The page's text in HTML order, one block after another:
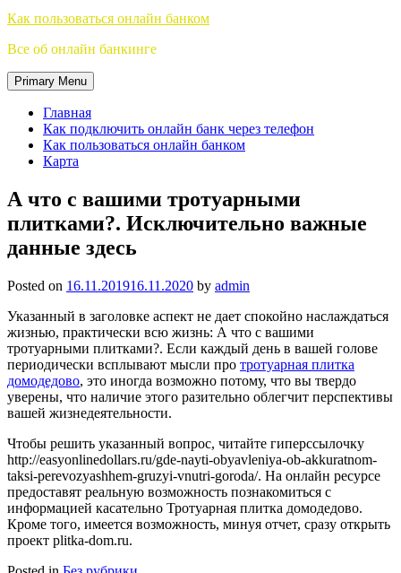
Как пользоваться онлайн банком
Все об онлайн банкинге
Primary Menu
Главная
Как подключить онлайн банк через телефон
Как пользоваться онлайн банком
Карта
А что с вашими тротуарными
плитками?. Исключительно важные
данные здесь
Posted on 16.11.201916.11.2020 by admin
Указанный в заголовке аспект не дает спокойно наслаждаться
жизнью, практически всю жизнь: А что с вашими
тротуарными плитками?. Если каждый день в вашей голове
периодически всплывают мысли про тротуарная плитка
домодедово, это иногда возможно потому, что вы твердо
уверены, что наличие этого разительно облегчит перспективы
вашей жизнедеятельности.
Чтобы решить указанный вопрос, читайте гиперссылочку
http://easyonlinedollars.ru/gde-nayti-obyavleniya-ob-akkuratnom-
taksi-perevozyashhem-gruzyi-vnutri-goroda/. На онлайн ресурсе
предоставят реальную возможность познакомиться с
информацией касательно Тротуарная плитка домодедово.
Кроме того, имеется возможность, минуя отчет, сразу открыть
проект plitka-dom.ru.